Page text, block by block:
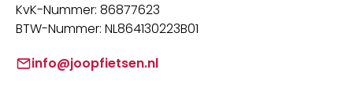
KvK-Nummer: 86877623
BTW-Nummer: NL864130223B01
info@joopfietsen.nl